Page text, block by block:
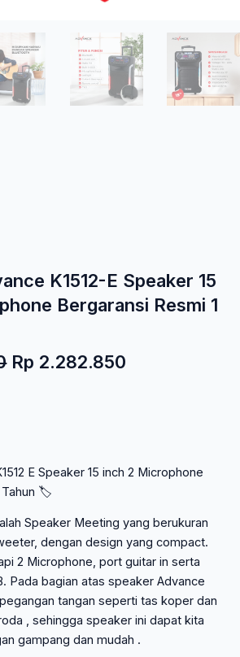
K1512-E Speaker 15
Bergaransi Resmi 1
Harga
Rp 2.282.850
E Speaker 15 inch 2 Microphone
Tahun 🏷
Speaker Meeting yang berukuran
dengan design yang compact.
2 Microphone, port guitar in serta
Pada bagian atas speaker Advance
pegangan tangan seperti tas koper dan
, sehingga speaker ini dapat kita
gampang dan mudah .